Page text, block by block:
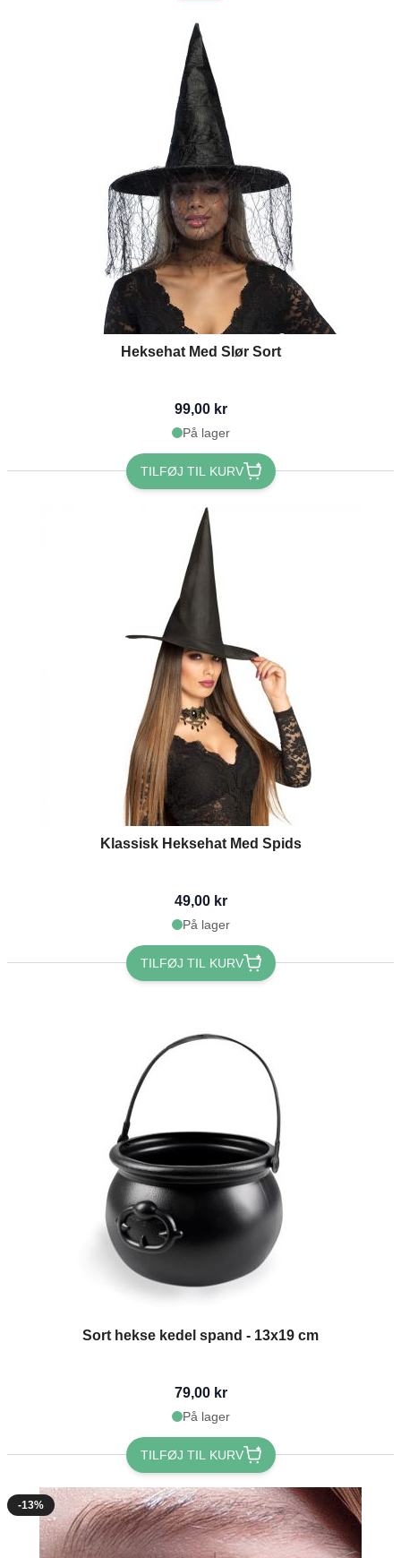
Heksehat Med Slør Sort
99,00 kr
På lager
TILFØJ TIL KURV
Klassisk Heksehat Med Spids
49,00 kr
På lager
TILFØJ TIL KURV
Sort hekse kedel spand - 13x19 cm
79,00 kr
På lager
TILFØJ TIL KURV
-13%